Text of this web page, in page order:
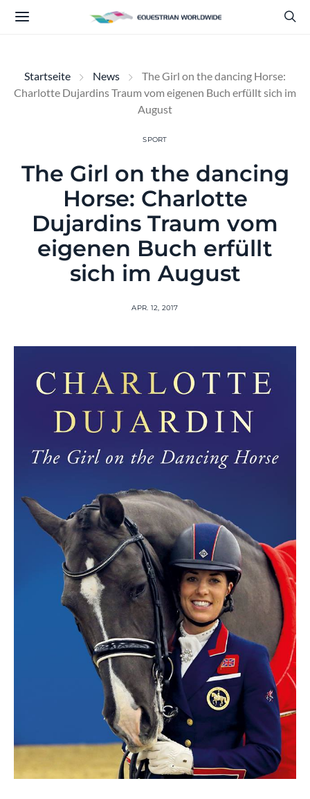
Startseite News
The Girl on the dancing Horse:
Charlotte Dujardins Traum vom eigenen Buch erfüllt sich im
August
SPORT
The Girl on the dancing
Horse: Charlotte
Dujardins Traum vom
eigenen Buch erfüllt
sich im August
APR. 12, 2017